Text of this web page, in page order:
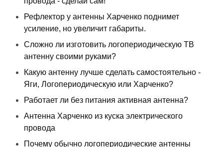
Рефлектор у антенны Харченко поднимет
усиление, но увеличит габариты.
Сложно ли изготовить логопериодическую ТВ
антенну своими руками?
Какую антенну лучше сделать самостоятельно -
Яги, Логопериодическую или Харченко?
Работает ли без питания активная антенна?
Антенна Харченко из куска электрического
провода
Почему обычно логопериодические антенны